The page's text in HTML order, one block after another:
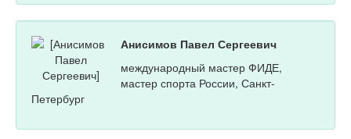
Анисимов Павел Сергеевич
международный мастер ФИДЕ,
мастер спорта России, Санкт-
Петербург